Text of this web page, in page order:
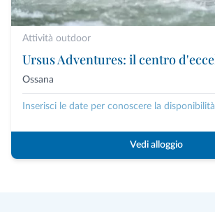
Attività outdoor
Ossana
Inserisci le date per conoscere la disponibilità
Vedi alloggio